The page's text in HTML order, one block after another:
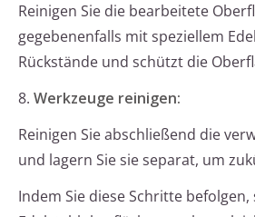
Reinigen Sie die bearbeitete
gegebenenfalls mit speziellem
Rückstände und schützt die
8. Werkzeuge reinigen:
Reinigen Sie abschließend die
und lagern Sie sie separat, um
Indem Sie diese Schritte